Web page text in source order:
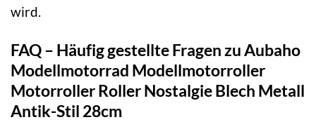
wird.
FAQ – Häufig gestellte Fragen zu Aubaho
Modellmotorrad Modellmotorroller
Motorroller Roller Nostalgie Blech Metall
Antik-Stil 28cm